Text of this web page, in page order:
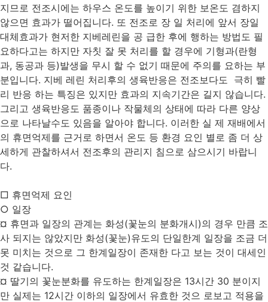
지므로 전조시에는 하우스 온도를 높이기 위한 보온도 겸하지
않으면 효과가 떨어집니다. 또 전조로 장 일 처리에 앞서 장일
대체효과가 현저한 지베레린을 공 급한 후에 행하는 방법도 필
요하다고는 하지만 자칫 잘 못 처리를 할 경우에 기형과(란형
과, 동공과 등)발생을 무시 할 수 없기 때문에 주의를 요하는 부
분입니다. 지베 레린 처리후의 생육반응은 전조보다도 극히 빨
리 반응 하는 특징은 있지만 효과의 지속기간은 길지 않습니다.
그리고 생육반응도 품종이나 작물체의 상태에 따라 다른 양상
으로 나타날수도 있음을 알아야 합니다. 이러한 실 제 재배에서
의 휴면억제를 근거로 하면서 온도 등 환경 요인 별로 좀 더 상
세하게 관찰하셔서 전조후의 관리지 침으로 삼으시기 바랍니
다.
□ 휴면억제 요인
○ 일장
¤ 휴면과 일장의 관계는 화성(꽃눈의 분화개시)의 경우 만큼 조
사 되지는 않았지만 화성(꽃눈)유도의 단일한계 일장을 조금 더
못 미치는 것으로 그 한계일장이 존재한 다고 보는 것이 대세인
것 같습니다.
¤ 딸기의 꽃눈분화를 유도하는 한계일장은 13시간 30 분이지
만 실제는 12시간 이하의 일장에서 유효한 것으 로보고 적용을